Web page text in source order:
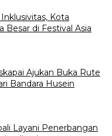
Kota
Besar di Festival Asia
Ajukan Buka Rute
Bandara Husein
Layani Penerbangan